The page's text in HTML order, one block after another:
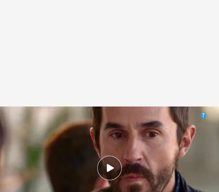
16 MAY 2017 - 13:14h.
Compartir